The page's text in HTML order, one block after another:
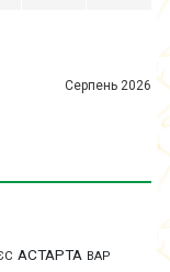
Серпень 2026
АСТАРТА ВАР